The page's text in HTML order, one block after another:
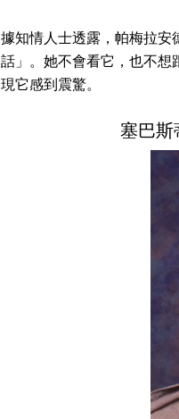
據知情人士透露，帕梅拉安
話」。她不會看它，也不想
現它感到震驚。
塞巴斯